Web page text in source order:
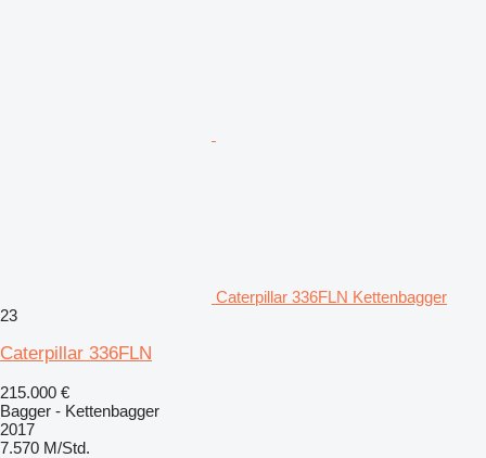
Caterpillar 336FLN Kettenbagger
23
Caterpillar 336FLN
215.000 €
Bagger - Kettenbagger
2017
7.570 M/Std.